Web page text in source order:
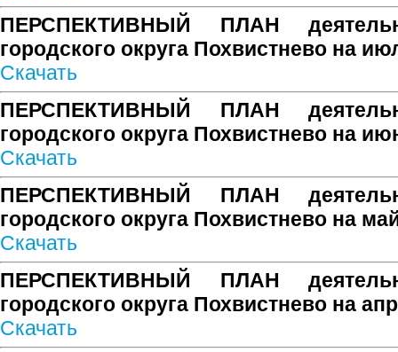
ПЕРСПЕКТИВНЫЙ ПЛАН
городского округа Похвистнево на
Скачать
ПЕРСПЕКТИВНЫЙ ПЛАН
городского округа Похвистнево на
Скачать
ПЕРСПЕКТИВНЫЙ ПЛАН
городского округа Похвистнево на
Скачать
ПЕРСПЕКТИВНЫЙ ПЛАН
городского округа Похвистнево на
Скачать